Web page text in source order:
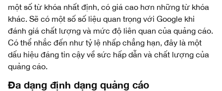
một số từ khóa nhất định, có giá cao hơn những từ khóa
khác. Sẽ có một số số liệu quan trọng với Google khi
đánh giá chất lượng và mức độ liên quan của quảng cáo.
Có thể nhắc đến như tỷ lệ nhấp chẳng hạn, đây là một
dấu hiệu đáng tin cậy về sức hấp dẫn và chất lượng của
quảng cáo.
Đa dạng định dạng quảng cáo